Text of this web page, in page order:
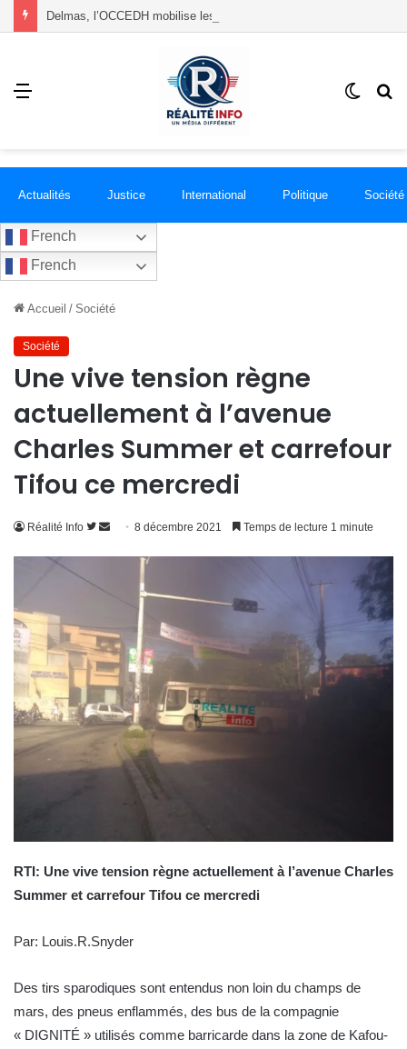
Menu
Switch
Actualités Justice International Politique Société
French
French
Accueil / Société
Société
Une vive tension règne
actuellement à l’avenue
Charles Summer et carrefour
Tifou ce mercredi
Réalité Info
Suivre
Envoyer
courriel
8 décembre 2021 Temps de lecture 1 minute
RTI: Une vive tension règne actuellement à l’avenue Charles
Summer et carrefour Tifou ce mercredi
Par: Louis.R.Snyder
Des tirs sparodiques sont entendus non loin du champs de
mars, des pneus enflammés, des bus de la compagnie
« DIGNITÉ » utilisés comme barricarde dans la zone de Kafou-